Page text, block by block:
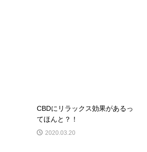
CBDにリラックス効果があるっ
てほんと？！
2020.03.20